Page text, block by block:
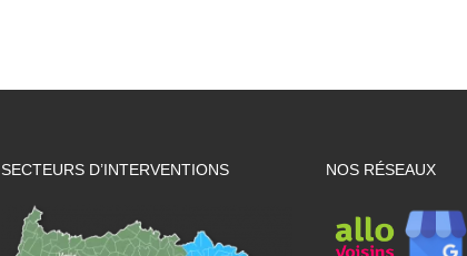
SECTEURS D’INTERVENTIONS NOS RÉSEAUX